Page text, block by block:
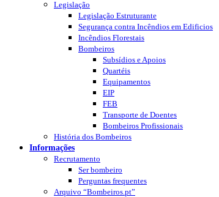
Legislação
Legislação Estruturante
Segurança contra Incêndios em Edificios
Incêndios Florestais
Bombeiros
Subsídios e Apoios
Quartéis
Equipamentos
EIP
FEB
Transporte de Doentes
Bombeiros Profissionais
História dos Bombeiros
Informações
Recrutamento
Ser bombeiro
Perguntas frequentes
Arquivo “Bombeiros.pt”